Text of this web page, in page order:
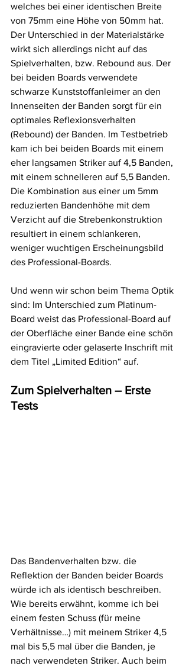
welches bei einer identischen Breite
von 75mm eine Höhe von 50mm hat.
Der Unterschied in der Materialstärke
wirkt sich allerdings nicht auf das
Spielverhalten, bzw. Rebound aus. Der
bei beiden Boards verwendete
schwarze Kunststoffanleimer an den
Innenseiten der Banden sorgt für ein
optimales Reflexionsverhalten
(Rebound) der Banden. Im Testbetrieb
kam ich bei beiden Boards mit einem
eher langsamen Striker auf 4,5 Banden,
mit einem schnelleren auf 5,5 Banden.
Die Kombination aus einer um 5mm
reduzierten Bandenhöhe mit dem
Verzicht auf die Strebenkonstruktion
resultiert in einem schlankeren,
weniger wuchtigen Erscheinungsbild
des Professional-Boards.
Und wenn wir schon beim Thema Optik
sind: Im Unterschied zum Platinum-
Board weist das Professional-Board auf
der Oberfläche einer Bande eine schön
eingravierte oder gelaserte Inschrift mit
dem Titel „Limited Edition“ auf.
Zum Spielverhalten – Erste
Tests
Das Bandenverhalten bzw. die
Reflektion der Banden beider Boards
würde ich als identisch beschreiben.
Wie bereits erwähnt, komme ich bei
einem festen Schuss (für meine
Verhältnisse…) mit meinem Striker 4,5
mal bis 5,5 mal über die Banden, je
nach verwendeten Striker. Auch beim